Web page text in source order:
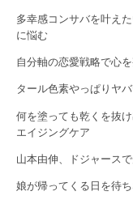
多幸感コンサバを叶え
に悩む
自分軸の恋愛戦略で心
タール色素やっぱりヤ
何を塗っても乾くを抜
エイジングケア
山本由伸、ドジャース
娘が帰ってくる日を待